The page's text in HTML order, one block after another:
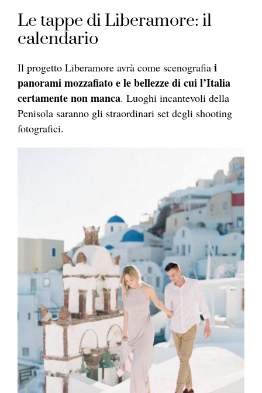
Le tappe di Liberamore: il
calendario
Il progetto Liberamore avrà come scenografia i
panorami mozzafiato e le bellezze di cui l’Italia
certamente non manca. Luoghi incantevoli della
Penisola saranno gli straordinari set degli shooting
fotografici.